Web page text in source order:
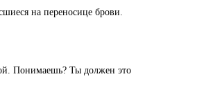
на переносице брови.
Понимаешь? Ты должен это